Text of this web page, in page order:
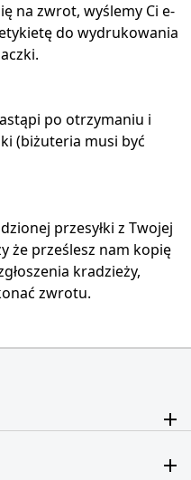
na zwrot, wyślemy Ci e-
do wydrukowania
po otrzymaniu i
(biżuteria musi być
przesyłki z Twojej
że prześlesz nam kopię
kradzieży,
zwrotu.